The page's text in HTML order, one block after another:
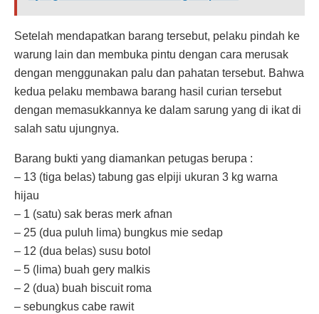
Setelah mendapatkan barang tersebut, pelaku pindah ke
warung lain dan membuka pintu dengan cara merusak
dengan menggunakan palu dan pahatan tersebut. Bahwa
kedua pelaku membawa barang hasil curian tersebut
dengan memasukkannya ke dalam sarung yang di ikat di
salah satu ujungnya.
Barang bukti yang diamankan petugas berupa :
– 13 (tiga belas) tabung gas elpiji ukuran 3 kg warna
hijau
– 1 (satu) sak beras merk afnan
– 25 (dua puluh lima) bungkus mie sedap
– 12 (dua belas) susu botol
– 5 (lima) buah gery malkis
– 2 (dua) buah biscuit roma
– sebungkus cabe rawit